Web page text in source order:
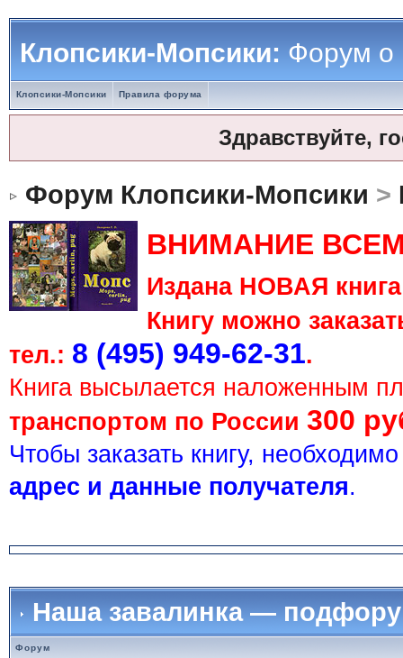
Клопсики-Мопсики:Форум о
Клопсики-Мопсики Правила форума
Здравствуйте,
Форум Клопсики-Мопсики >
ВНИМАНИЕ
Издана НОВАЯ
Книгу можно
тел.: 8 (495) 949-62-31.
Книга высылается наложенным
транспортом по России 300
Чтобы заказать книгу,
адрес и данные получателя.
Наша завалинка —
Форум